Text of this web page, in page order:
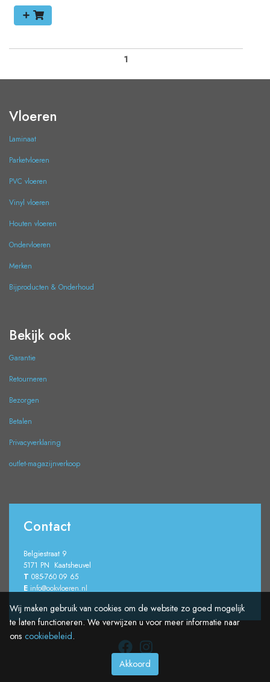
1
Wij maken gebruik van cookies om de website zo goed mogelijk
te laten functioneren. We verwijzen u voor meer informatie naar
ons cookiebeleid.
Akkoord
Vloeren
Laminaat
Parketvloeren
PVC vloeren
Vinyl vloeren
Houten vloeren
Ondervloeren
Merken
Bijproducten & Onderhoud
Bekijk ook
Garantie
Retourneren
Bezorgen
Betalen
Privacyverklaring
outlet-magazijnverkoop
Contact
Belgiestraat 9
5171 PN Kaatsheuvel
T 085-760 09 65
E info@ookvloeren.nl